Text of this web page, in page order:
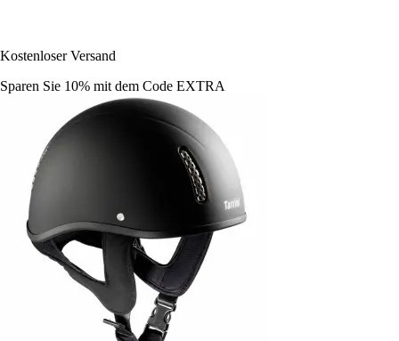
Kostenloser Versand
Sparen Sie 10% mit dem Code EXTRA